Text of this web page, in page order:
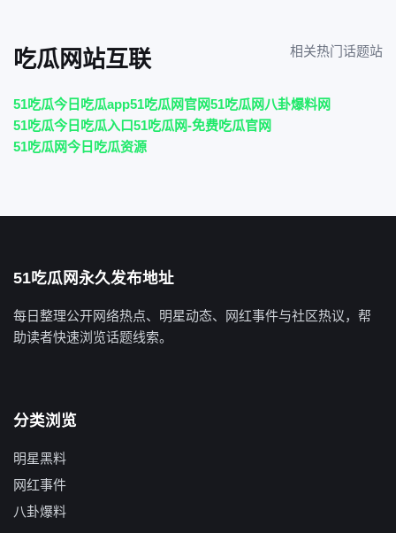
吃瓜网站互联 相关热门话题站
51吃瓜今日吃瓜app51吃瓜网官网51吃瓜网八卦爆料网
51吃瓜今日吃瓜入口51吃瓜网-免费吃瓜官网
51吃瓜网今日吃瓜资源
51吃瓜网永久发布地址
每日整理公开网络热点、明星动态、网红事件与社区热议，帮
助读者快速浏览话题线索。
分类浏览
明星黑料
网红事件
八卦爆料